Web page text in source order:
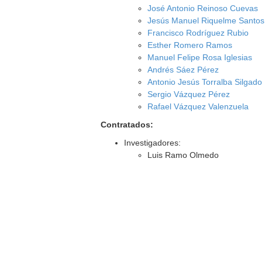
José Antonio Reinoso Cuevas
Jesús Manuel Riquelme Santos
Francisco Rodríguez Rubio
Esther Romero Ramos
Manuel Felipe Rosa Iglesias
Andrés Sáez Pérez
Antonio Jesús Torralba Silgado
Sergio Vázquez Pérez
Rafael Vázquez Valenzuela
Contratados:
Investigadores:
Luis Ramo Olmedo